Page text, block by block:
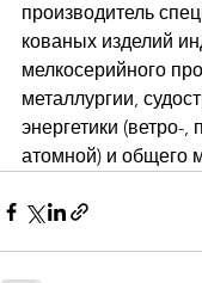
производитель
кованых изделий
мелкосерийного
металлургии,
энергетики (ветро-,
атомной) и общего